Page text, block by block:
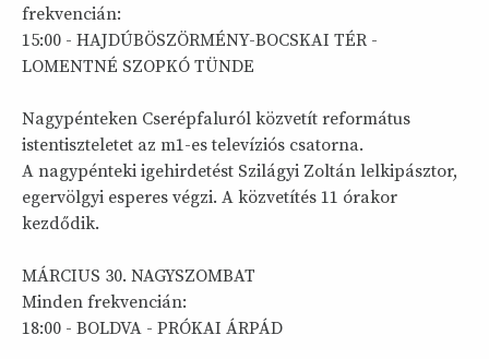
frekvencián:
15:00 - HAJDÚBÖSZÖRMÉNY-BOCSKAI TÉR -
LOMENTNÉ SZOPKÓ TÜNDE
Nagypénteken Cserépfaluról közvetít református
istentiszteletet az m1-es televíziós csatorna.
A nagypénteki igehirdetést Szilágyi Zoltán lelkipásztor,
egervölgyi esperes végzi. A közvetítés 11 órakor
kezdődik.
MÁRCIUS 30. NAGYSZOMBAT
Minden frekvencián:
18:00 - BOLDVA - PRÓKAI ÁRPÁD